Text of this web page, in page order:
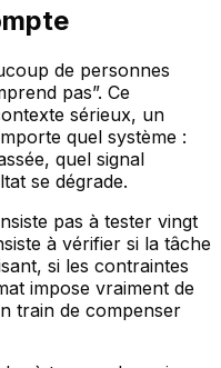
de personnes
pas”. Ce
sérieux, un
quel système :
quel signal
se dégrade.
pas à tester vingt
à vérifier si la tâche
si les contraintes
impose vraiment de
train de compenser